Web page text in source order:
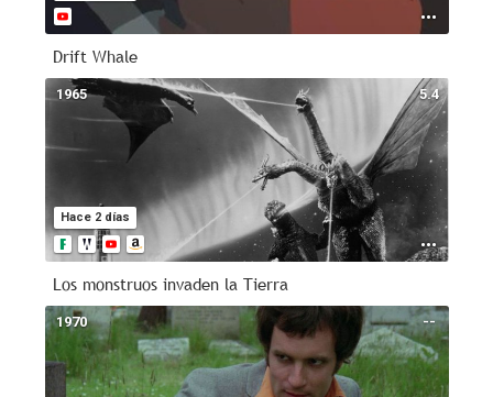
Drift Whale
5.4
Hace 2 días
1965
Los monstruos invaden la Tierra
--
1970